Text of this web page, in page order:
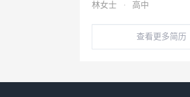
林女士 · 高中
查看更多简历